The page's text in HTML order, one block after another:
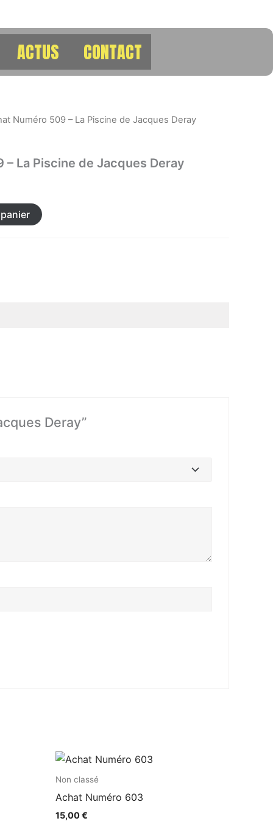
ACTUS CONTACT
Numéro 509 – La Piscine de Jacques Deray
– La Piscine de Jacques Deray
Deray”
Non classé
Achat Numéro 603
15,00€